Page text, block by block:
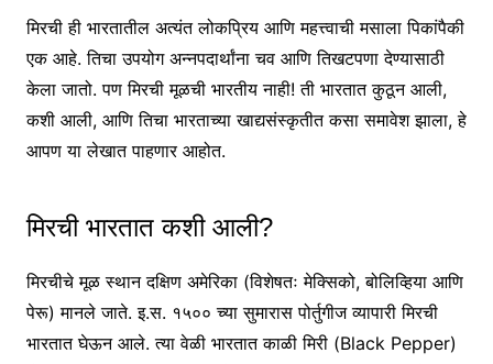
मिरची ही भारतातील अत्यंत लोकप्रिय आणि महत्त्वाची मसाला पिकांपैकी
एक आहे. तिचा उपयोग अन्नपदार्थांना चव आणि तिखटपणा देण्यासाठी
केला जातो. पण मिरची मूळची भारतीय नाही! ती भारतात कुठून आली,
कशी आली, आणि तिचा भारताच्या खाद्यसंस्कृतीत कसा समावेश झाला, हे
आपण या लेखात पाहणार आहोत.
मिरची भारतात कशी आली?
मिरचीचे मूळ स्थान दक्षिण अमेरिका (विशेषतः मेक्सिको, बोलिव्हिया आणि
पेरू) मानले जाते. इ.स. १५०० च्या सुमारास पोर्तुगीज व्यापारी मिरची
भारतात घेऊन आले. त्या वेळी भारतात काळी मिरी (Black Pepper)